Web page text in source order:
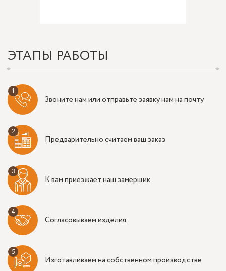
ЭТАПЫ РАБОТЫ
Звоните нам или отправьте заявку нам на почту
Предварительно считаем ваш заказ
К вам приезжает наш замерщик
Согласовываем изделия
Изготавливаем на собственном производстве